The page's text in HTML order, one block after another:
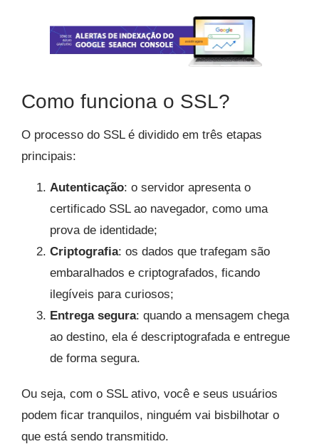
Como funciona o SSL?
O processo do SSL é dividido em três etapas
principais:
Autenticação: o servidor apresenta o
certificado SSL ao navegador, como uma
prova de identidade;
Criptografia: os dados que trafegam são
embaralhados e criptografados, ficando
ilegíveis para curiosos;
Entrega segura: quando a mensagem chega
ao destino, ela é descriptografada e entregue
de forma segura.
Ou seja, com o SSL ativo, você e seus usuários
podem ficar tranquilos, ninguém vai bisbilhotar o
que está sendo transmitido.